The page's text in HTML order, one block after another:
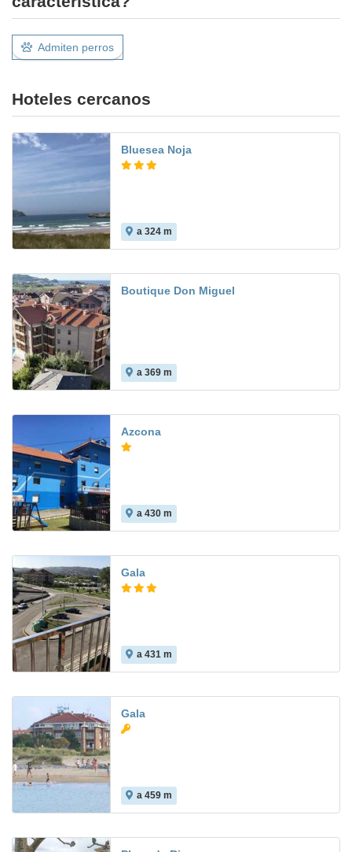
Admiten perros
Hoteles cercanos
Bluesea Noja
a 324 m
Boutique Don Miguel
a 369 m
Azcona
a 430 m
Gala
a 431 m
Gala
a 459 m